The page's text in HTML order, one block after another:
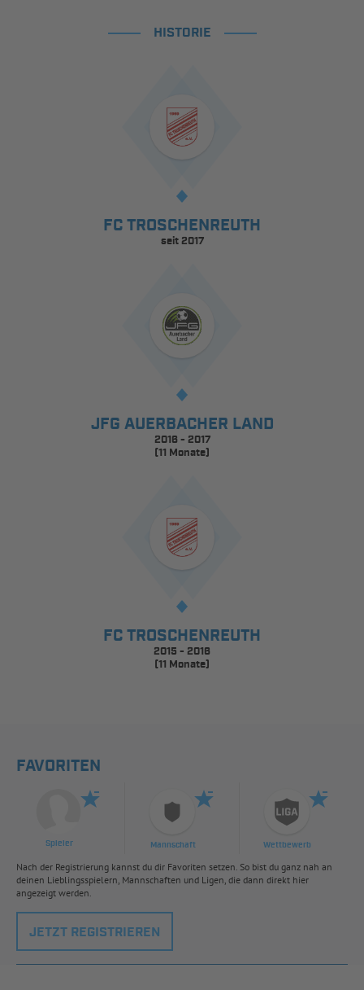
HISTORIE
FC TROSCHENREUTH
seit 2017
JFG AUERBACHER LAND
2016 - 2017
(11 Monate)
FC TROSCHENREUTH
2015 - 2016
(11 Monate)
FAVORITEN
Spieler Mannschaft Wettbewerb
Nach der Registrierung kannst du dir Favoriten setzen. So bist du ganz nah an
deinen Lieblingsspielern, Mannschaften und Ligen, die dann direkt hier
angezeigt werden.
JETZT REGISTRIEREN